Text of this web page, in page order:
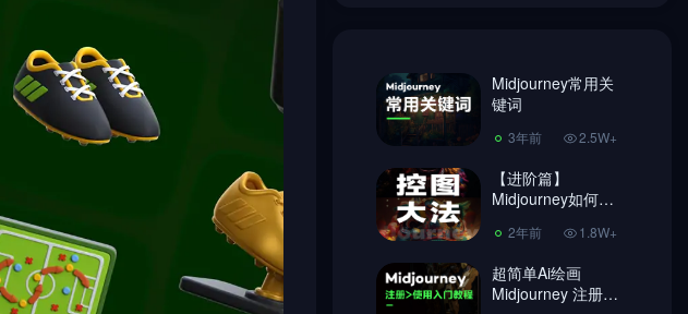
图，做到收放自
如！2年前 1.8W+
超简单Ai绘画
Midjourney 注册教
程、使用教程!
3年前
Midjourney换脸教
程，内含指令链接
3年前
Midjourney常用关
键词
3年前 2.5W+
【进阶篇】
Midjourney如何控
如！2年前 1.8W+
超简单Ai绘画
Midjourney 注册教